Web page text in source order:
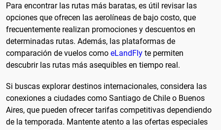
Para encontrar las rutas más baratas, es útil revisar las
opciones que ofrecen las aerolíneas de bajo costo, que
frecuentemente realizan promociones y descuentos en
determinadas rutas. Además, las plataformas de
comparación de vuelos como eLandFly te permiten
descubrir las rutas más asequibles en tiempo real.
Si buscas explorar destinos internacionales, considera las
conexiones a ciudades como Santiago de Chile o Buenos
Aires, que pueden ofrecer tarifas competitivas dependiendo
de la temporada. Mantente atento a las ofertas especiales